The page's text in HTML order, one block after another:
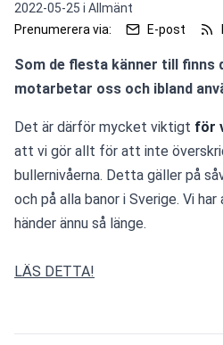
2022-05-25 i Allmänt
Prenumerera via:
E-post
Som de flesta känner till
motarbetar oss och ibland
Det är därför mycket viktigt för
att vi gör allt för att inte
bullernivåerna. Detta gäller på
och på alla banor i Sverige. Vi
händer ännu så länge.
LÄS DETTA!